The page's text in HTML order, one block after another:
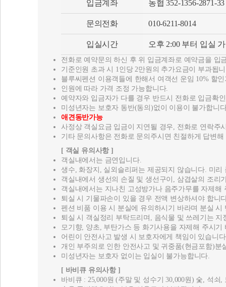
전화로 예약문의 하신 후 위 입금계좌로 예약금을 입
기준인원 초과 시 1인당 2만원의 추가요금이 부과됩
블루씨펜션 이용객들에 한해서 여객선 운임 10% 할
예약자와 입금자가 다를 경우 반드시 전화로 입금확
미성년자는 보호자 동반(동의)없이 이용이 불가합니
애견동반가능
사정상 객실요금 입금이 지연될 경우, 전화로 연락주
기타 문의사항은 전화로 문의주시면 친절하게 답변
[ 객실 유의사항 ]
객실내에서는 금연입니다.
생수, 화장지, 실외슬리퍼는 제공되지 않습니다. 미리
객실내에서 생선의 손질 및 생선구이, 삼겹살의 조리
객실내에서는 지나친 고성방가나 음주가무를 자제해
퇴실 시 기물파손이 있을 경우 전액 변상하셔야 합니
펜션 비품 이용 시 분실에 유의하시기 바라며 분실
퇴실 시 객실정리 부탁드리며, 음식물 및 쓰레기는
모기향, 양초, 부탄가스 등 화기사용을 자제해 주시기
어린이 안전사고 발생 시 보호자에게 책임이 있습니
개인 부주의로 인한 안전사고 및 귀중품(현금포함)
미성년자는 보호자 없이는 입실이 불가능합니다.
[ 바비큐 유의사항 ]
바비큐 : 25,000원 (주말 및 성수기 30,000원) 숯, 석쇠
숯을 준비해오시는 분은 이용료가 부과됩니다.
야외에서 크게 떠드는 일은 다른 손님들을 위해 삼가
야외고기굽기는 정해진 장소에서만 가능합니다.
[ 낚싯대 대여안내 ]
갯바위 낚시를 위해 10,000원에 낚싯대를 대여해드립